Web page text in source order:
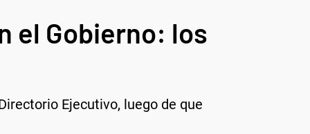
el Gobierno: los
Ejecutivo, luego de que